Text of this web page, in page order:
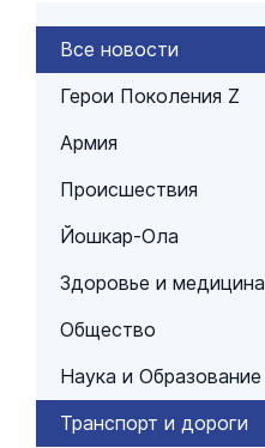
Все новости
Герои Поколения Z
Армия
Происшествия
Йошкар-Ола
Здоровье и медицина
Общество
Наука и Образование
Транспорт и дороги